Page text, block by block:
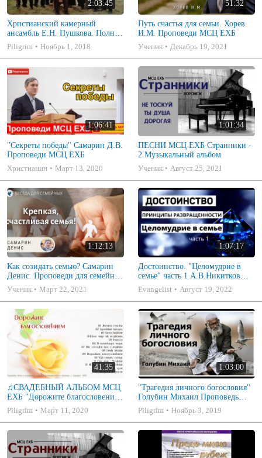
2:03:45
Христианский камерный
ансамбль Е.Н. Пушкова. Полное
собрание
Piligrim Ноябрь 1, 2018
51:32
Путь счастья для семьи. Хорев
И.М. Проповеди МСЦ ЕХБ
Ученик
Декабрь 19, 2021
1:06:41
"Секреты победы" Самарин Д.В.
Проповеди МСЦ ЕХБ
Христианин
Март 13, 2020
1:01:34
ПЕСНИ МСЦ ЕХБ Странники -
2 Музыкальный альбом
Ученик
Август 25, 2021
1:12:13
Как созидать семью? Самарин
Денис. Проповеди для семейных
МСЦ ЕХБ
Ученик Март 22, 2021
1:07:17
Достоинство. "Целомудрие в
семье" часть 1 А.В.Никитков
Беседа для семейных МСЦ ЕХБ
Evangelist Август 19, 2022
41:35
♫СВАДЕБНЫЙ АЛЬБОМ МСЦ
ЕХБ "Дорожите благословением
- Христианские песни.
Музыкальный диск. Псалмы
Piligrim Март 11, 2020
1:03:00
"Трагедия личного богословия"
Голубин Михаил Проповедь
2019
Piligrim Ноябрь 3, 2019